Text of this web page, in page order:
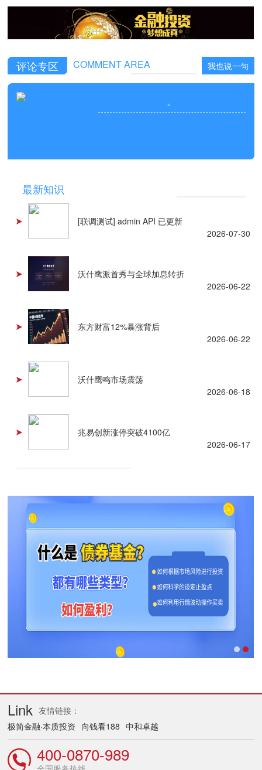
评论专区 COMMENT AREA 我也说一句
。
最新知识
[联调测试] admin API 已更新
2026-07-30
沃什鹰派首秀与全球加息转折
2026-06-22
东方财富12%暴涨背后
2026-06-22
沃什鹰鸣市场震荡
2026-06-18
兆易创新涨停突破4100亿
2026-06-17
Link 友情链接：
极简金融·本质投资 向钱看188 中和卓越
400-0870-989